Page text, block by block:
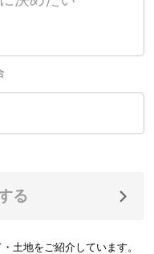
る
土地をご紹介しています。